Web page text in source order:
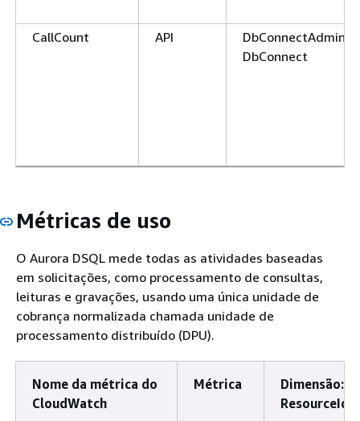
CallCount API
DbConnectAdmin or
DbConnect
Métricas de uso
O Aurora DSQL mede todas as atividades baseadas
em solicitações, como processamento de consultas,
leituras e gravações, usando uma única unidade de
cobrança normalizada chamada unidade de
processamento distribuído (DPU).
Nome da métrica do
CloudWatch
Métrica
Dimensão:
ResourceId